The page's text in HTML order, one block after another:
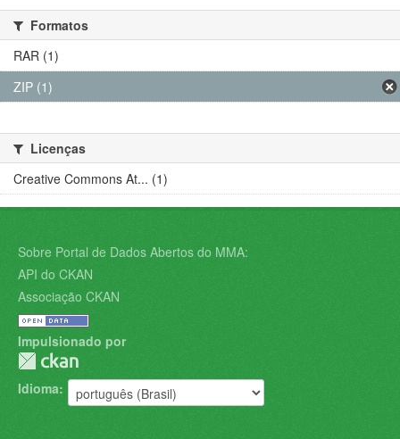
Formatos
RAR (1)
ZIP (1)
Licenças
Creative Commons At... (1)
Sobre Portal de Dados Abertos do MMA:
API do CKAN
Associação CKAN
Impulsionado por
Idioma